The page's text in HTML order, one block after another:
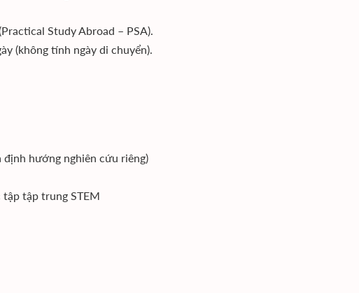
Study Abroad – PSA).
(không tính ngày di chuyển).
định hướng nghiên cứu riêng)
tập trung STEM